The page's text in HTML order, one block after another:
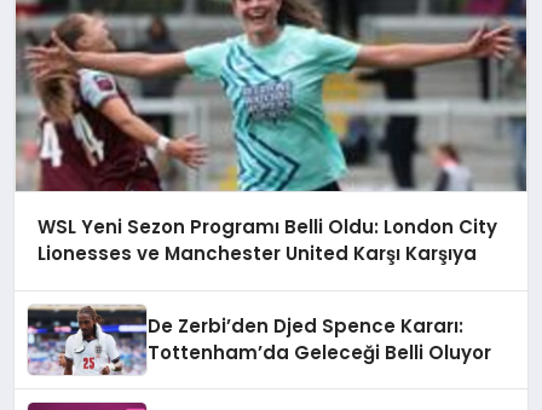
WSL Yeni Sezon Programı Belli Oldu: London City
Lionesses ve Manchester United Karşı Karşıya
De Zerbi’den Djed Spence Kararı:
Tottenham’da Geleceği Belli Oluyor